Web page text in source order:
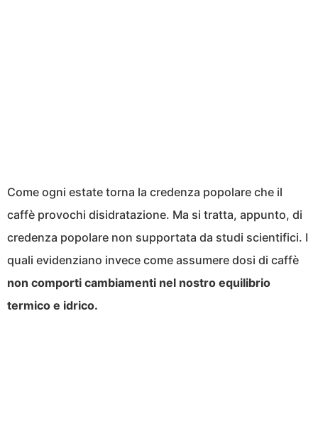
Come ogni estate torna la credenza popolare che il
caffè provochi disidratazione. Ma si tratta, appunto, di
credenza popolare non supportata da studi scientifici. I
quali evidenziano invece come assumere dosi di caffè
non comporti cambiamenti nel nostro equilibrio
termico e idrico.